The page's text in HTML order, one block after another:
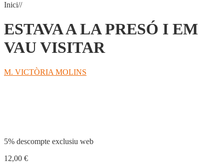
Inici//
ESTAVA A LA PRESÓ I EM
VAU VISITAR
M. VICTÒRIA MOLINS
5% descompte exclusiu web
12,00 €